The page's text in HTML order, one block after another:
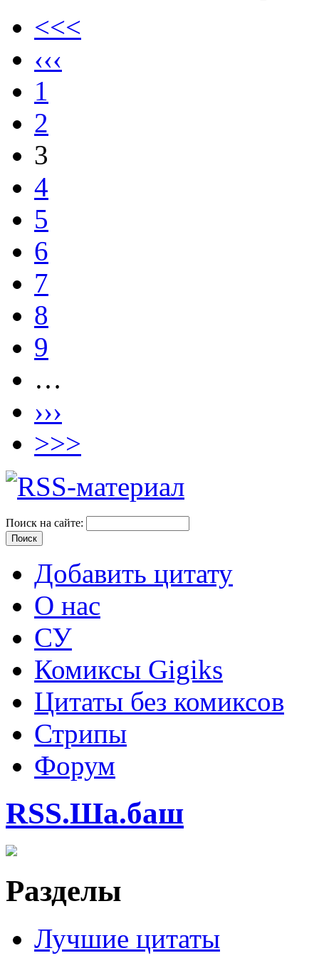
<<<
‹‹‹
1
2
3
4
5
6
7
8
9
…
›››
>>>
Поиск на сайте:
Добавить цитату
О нас
СУ
Комиксы Gigiks
Цитаты без комиксов
Стрипы
Форум
RSS.Ша.баш
Разделы
Лучшие цитаты